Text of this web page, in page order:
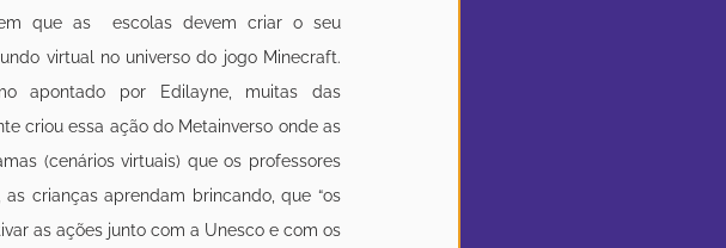
que as  escolas devem criar o seu
virtual no universo do jogo Minecraft.
apontado por Edilayne, muitas das
criou essa ação do Metainverso onde as
(cenários virtuais) que os professores
crianças aprendam brincando, que “os
as ações junto com a Unesco e com os